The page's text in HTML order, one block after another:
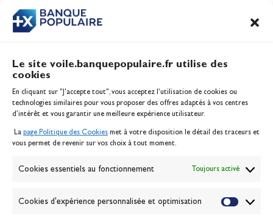
Le site voile.banquepopulaire.fr utilise des
cookies
En cliquant sur "J'accepte tout", vous acceptez l’utilisation de cookies ou
technologies similaires pour vous proposer des offres adaptés à vos centres
d’intérêt et vous garantir une meilleure expérience utilisateur.
La page Politique des Cookies met à votre disposition le détail des traceurs et
vous permet de revenir sur vos choix à tout moment.
Cookies essentiels au fonctionnement Toujours activé
Cookies d'expérience personnalisée et optimisation
CONTENUS
Inscription serveur média
Contact
Politique des cookies
Banque de la voile
Passion Voile TV